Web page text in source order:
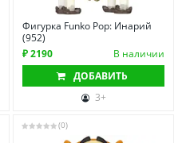
Фигурка Funko Pop: Инарий
(952)
₽ 2190
В наличии
ДОБАВИТЬ
3+
(0)